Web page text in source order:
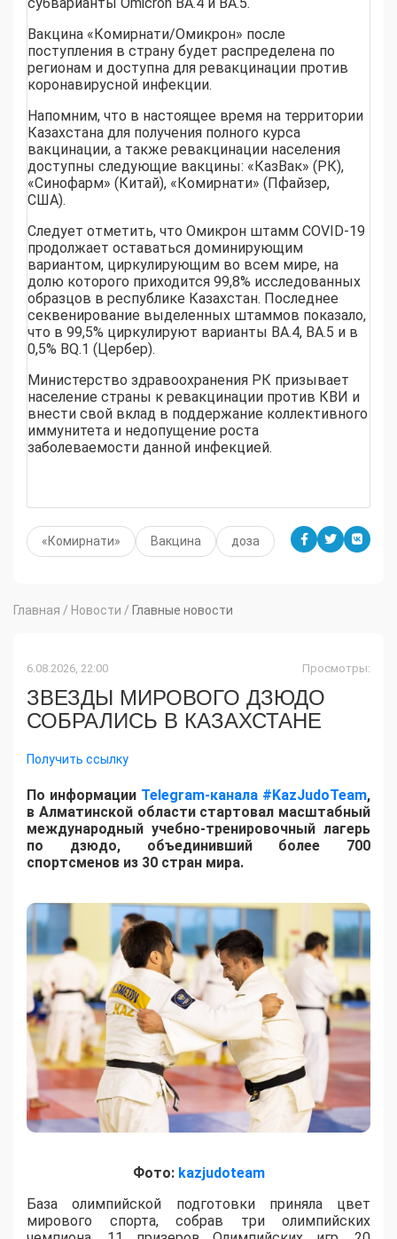
Вакцина «Комирнати/Омикрон» после
поступления в страну будет распределена по
регионам и доступна для ревакцинации против
коронавирусной инфекции.
Напомним, что в настоящее время на территории
Казахстана для получения полного курса
вакцинации, а также ревакцинации населения
доступны следующие вакцины: «КазВак» (РК),
«Синофарм» (Китай), «Комирнати» (Пфайзер,
США).
Следует отметить, что Омикрон штамм COVID-19
продолжает оставаться доминирующим
вариантом, циркулирующим во всем мире, на
долю которого приходится 99,8% исследованных
образцов в республике Казахстан. Последнее
секвенирование выделенных штаммов показало,
что в 99,5% циркулируют варианты ВА.4, ВА.5 и в
0,5% BQ.1 (Цербер).
Министерство здравоохранения РК призывает
население страны к ревакцинации против КВИ и
внести свой вклад в поддержание коллективного
иммунитета и недопущение роста
заболеваемости данной инфекцией.
«Комирнати» Вакцина доза
Главная / Новости / Главные новости
6.08.2026, 22:00 Просмотры:
ЗВЕЗДЫ МИРОВОГО ДЗЮДО
СОБРАЛИСЬ В КАЗАХСТАНЕ
Получить ссылку
По информации Telegram-канала #KazJudoTeam,
в Алматинской области стартовал масштабный
международный учебно-тренировочный лагерь
по дзюдо, объединивший более 700
спортсменов из 30 стран мира.
Фото: kazjudoteam
База олимпийской подготовки приняла цвет
мирового спорта, собрав три олимпийских